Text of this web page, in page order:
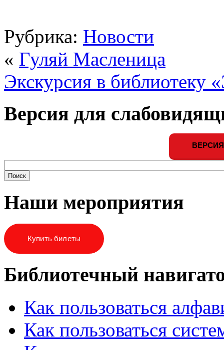
Рубрика: Новости
« Гуляй Масленица
Экскурсия в библиотеку
Версия для
Наши мероприятия
Купить билеты
Библиотечный
Как пользоваться
Как пользоваться